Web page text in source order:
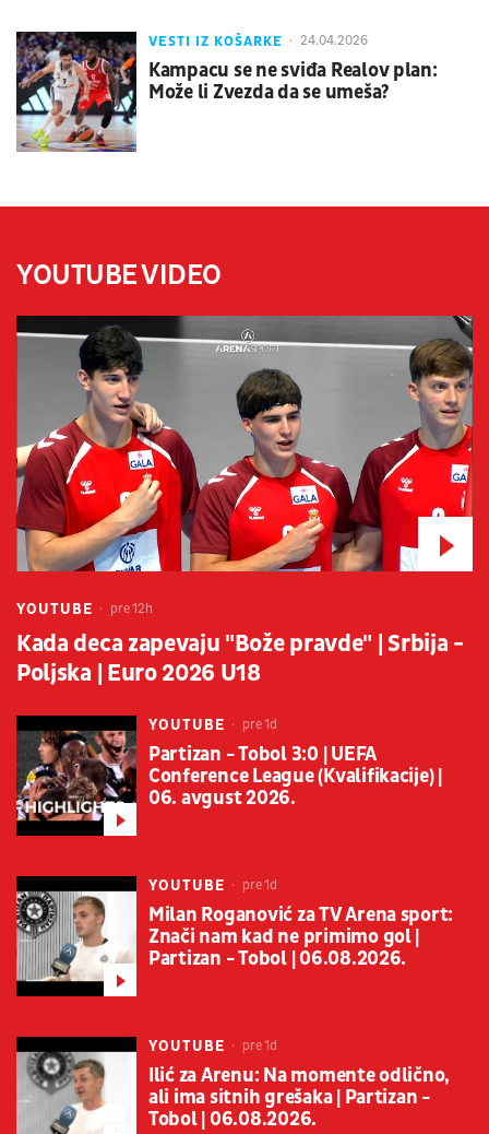
VESTI IZ KOŠARKE 24.04.2026
Kampacu se ne sviđa Realov plan:
Može li Zvezda da se umeša?
YOUTUBE VIDEO
YOUTUBE pre 12h
Kada deca zapevaju "Bože pravde" | Srbija -
Poljska | Euro 2026 U18
YOUTUBE pre 1d
Partizan - Tobol 3:0 | UEFA
Conference League (Kvalifikacije) |
06. avgust 2026.
YOUTUBE pre 1d
Milan Roganović za TV Arena sport:
Znači nam kad ne primimo gol |
Partizan - Tobol | 06.08.2026.
YOUTUBE pre 1d
Ilić za Arenu: Na momente odlično,
ali ima sitnih grešaka | Partizan -
Tobol | 06.08.2026.